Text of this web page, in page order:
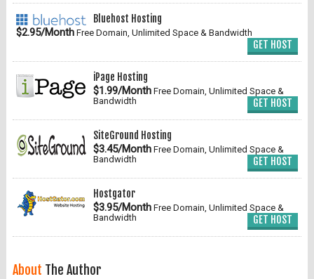
Bluehost Hosting
$2.95/MonthFree Domain, Unlimited Space & Bandwidth
GET HOST
iPage Hosting
$1.99/MonthFree Domain, Unlimited Space &
Bandwidth
GET HOST
SiteGround Hosting
$3.45/MonthFree Domain, Unlimited Space &
Bandwidth
GET HOST
Hostgator
$3.95/MonthFree Domain, Unlimited Space &
Bandwidth
GET HOST
About The Author